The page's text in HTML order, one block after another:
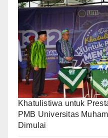
Khatulistiwa untuk
PMB Universitas
Dimulai